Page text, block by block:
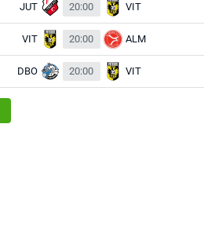
JUT 20:00 VIT
VIT 20:00 ALM
DBO 20:00 VIT